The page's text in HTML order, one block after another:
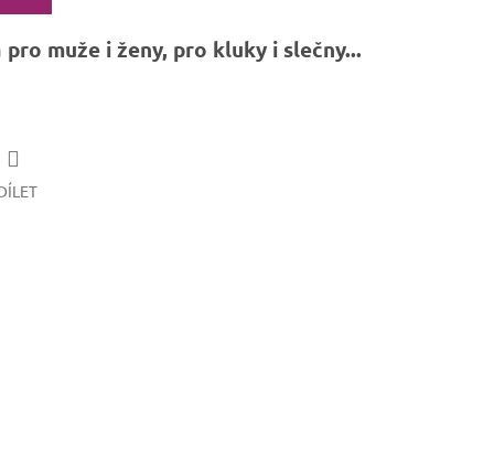
muže i ženy, pro kluky i slečny...